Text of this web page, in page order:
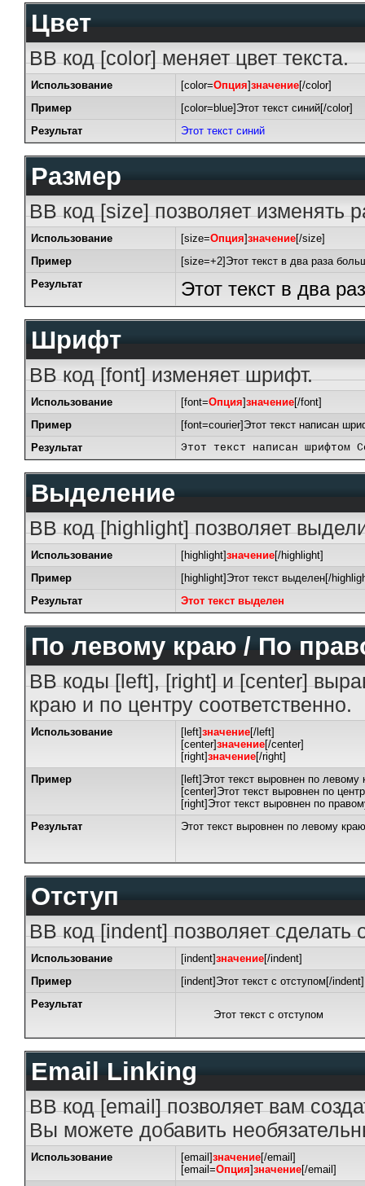
Цвет
BB код [color] меняет цвет текста.
Использование [color=Опция]значение[/color]
Пример
[color=blue]Этот текст синий[/color]
Результат
Этот текст синий
Размер
BB код [size] позволяет изменять
Использование [size=Опция]значение[/size]
Пример
[size=+2]Этот текст в два раза
Результат
Этот текст в два
Шрифт
BB код [font] изменяет шрифт.
Использование [font=Опция]значение[/font]
Пример
[font=courier]Этот текст написан
Результат
Этот текст написан шрифтом
Выделение
BB код [highlight] позволяет
Использование [highlight]значение[/highlight]
Пример
[highlight]Этот текст выделен[/
Результат
Этот текст выделен
По левому краю / По
BB коды [left], [right] и [center]
краю и по центру соответственно.
Использование [left]значение[/left]
[center]значение[/center]
[right]значение[/right]
Пример
[left]Этот текст выровнен по левому
[center]Этот текст выровнен по
[right]Этот текст выровнен по
Результат
Этот текст выровнен по левому краю
Отступ
BB код [indent] позволяет сделать
Использование [indent]значение[/indent]
Пример
[indent]Этот текст с отступом[/indent]
Результат
Этот текст с отступом
Email Linking
BB код [email] позволяет вам
Вы можете добавить
Использование [email]значение[/email]
[email=Опция]значение[/email]